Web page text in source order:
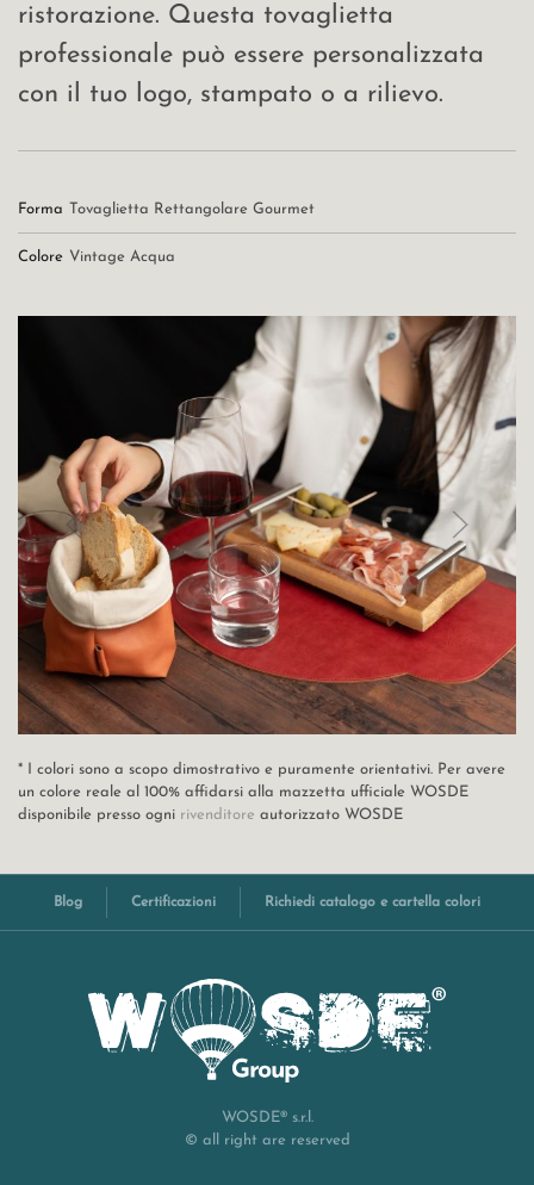
ristorazione. Questa tovaglietta
professionale può essere personalizzata
con il tuo logo, stampato o a rilievo.
Forma Tovaglietta Rettangolare Gourmet
Colore Vintage Acqua
* I colori sono a scopo dimostrativo e puramente orientativi. Per avere
un colore reale al 100% affidarsi alla mazzetta ufficiale WOSDE
disponibile presso ogni rivenditore autorizzato WOSDE
Blog Certificazioni Richiedi catalogo e cartella colori
WOSDE® s.r.l.
© all right are reserved